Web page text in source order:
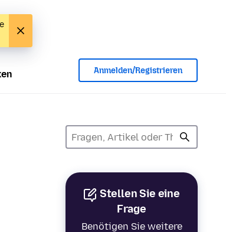
Anmelden/Registrieren
Stellen Sie eine
Frage
Benötigen Sie weitere